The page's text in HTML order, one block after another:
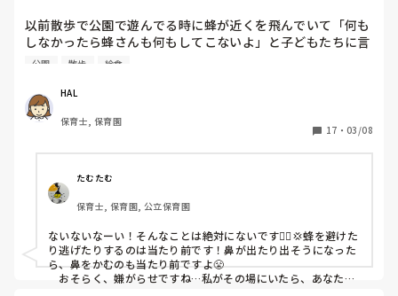
以前散歩で公園で遊んでる時に蜂が近くを飛んでいて「何も
しなかったら蜂さんも何もしてこないよ」と子どもたちに言
っていました。その時ふとその蜂が私の顔目掛けて飛んでき
「避けてる場合じゃない」と怒られたのですが保育士は虫を
避けることすらしてはいけないのでしょうか？
かを終えコットに横になって落ち着いたタイミングで鼻をか
んでいたのですが、それを見た先生が
「そんなことする暇あるならこっちいつもより人少ないから
手伝え」と怒られました。確かに先生が1人休みだったので
すが補助の先生が入りいつも通りでした。
保育士は鼻をかんではいけないのでしょうか？
公園 散歩 給食
HAL
保育士, 保育園
17 ・ 03/08
たむたむ
保育士, 保育園, 公立保育園
ないないなーい！そんなことは絶対にないです🙅‍♀️💢蜂を避けた
り逃げたりするのは当たり前です！鼻が出たり出そうになった
ら、鼻をかむのも当たり前ですよ😤
おそらく、嫌がらせですね…私がその場にいたら、あなたを